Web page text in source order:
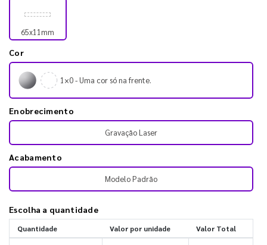
65x11mm
Cor
1×0 - Uma cor só na frente.
Enobrecimento
Gravação Laser
Acabamento
Modelo Padrão
Escolha a quantidade
Quantidade Valor por unidade Valor Total